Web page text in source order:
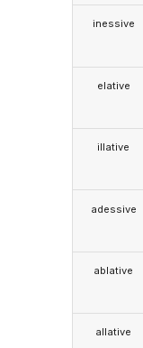
inessive
elative
illative
adessive
ablative
allative